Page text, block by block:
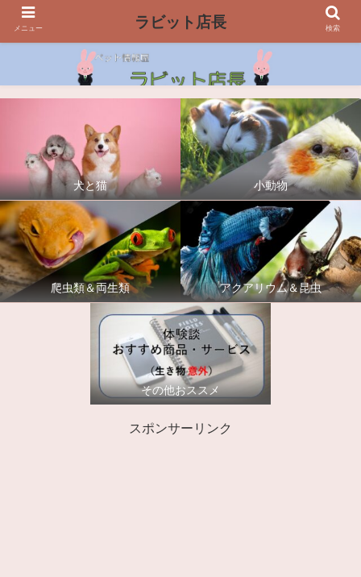
犬と猫 小動物
爬虫類＆両生類 アクアリウム＆昆虫
その他おススメ
スポンサーリンク
メニュー ラビット店長 検索